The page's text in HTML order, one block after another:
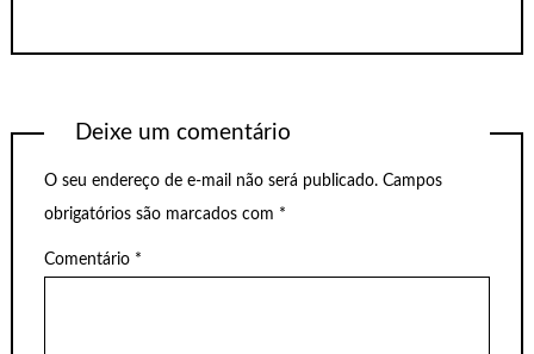
Deixe um comentário
O seu endereço de e-mail não será publicado. Campos
obrigatórios são marcados com *
Comentário *